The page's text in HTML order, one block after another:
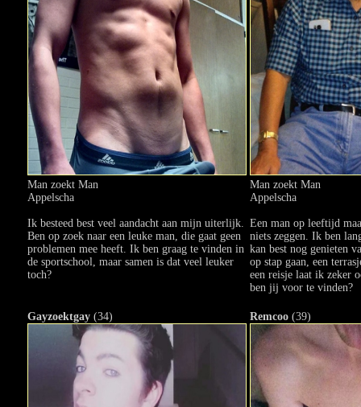
Man zoekt Man
Appelscha
Ik besteed best veel aandacht aan mijn uiterlijk.
Ben op zoek naar een leuke man, die gaat geen
problemen mee heeft. Ik ben graag te vinden in
de sportschool, maar samen is dat veel leuker
toch?
Man zoekt Man
Appelscha
Een man op leeftijd
niets zeggen. Ik ben
kan best nog genieten
op stap gaan, een
een reisje laat ik zeker
ben jij voor te vinden?
Gayzoektgay (34) Remcoo (39)